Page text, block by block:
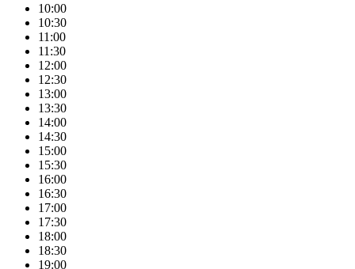
10:00
10:30
11:00
11:30
12:00
12:30
13:00
13:30
14:00
14:30
15:00
15:30
16:00
16:30
17:00
17:30
18:00
18:30
19:00